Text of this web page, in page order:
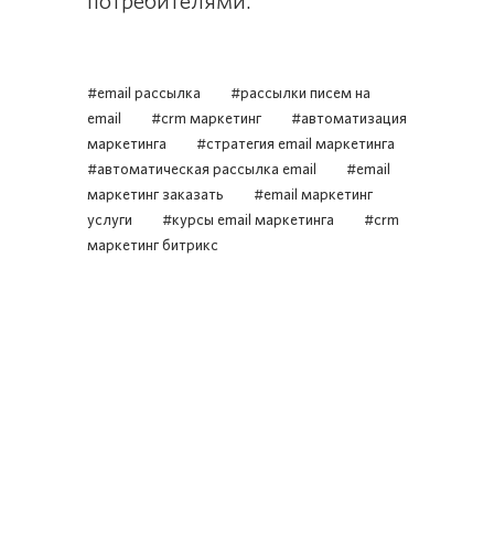
#email рассылка
#рассылки писем на
email
#crm маркетинг
#автоматизация
маркетинга
#стратегия email маркетинга
#автоматическая рассылка email
#email
маркетинг заказать
#email маркетинг
услуги
#курсы email маркетинга
#crm
маркетинг битрикс